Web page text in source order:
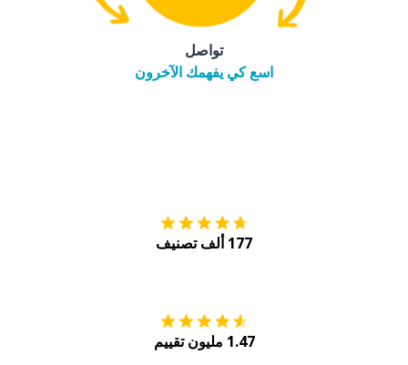
تواصل
اسع كي يفهمك الآخرون
177 ألف تصنيف
1.47 مليون تقييم